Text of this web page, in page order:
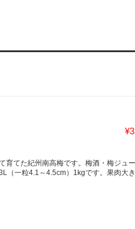
育てた紀州南高梅です。梅酒・梅ジュ
（一粒4.1～4.5cm）1kgです。果肉大